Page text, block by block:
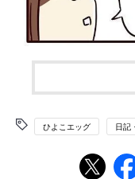
ひよこエッグ 日記